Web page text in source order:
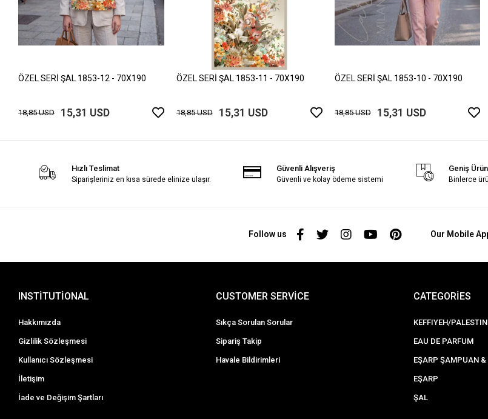
ÖZEL SERİ ŞAL 1853-12 - 70X190
18,85 USD 15,31 USD
ÖZEL SERİ ŞAL 1853-11 - 70X190
18,85 USD 15,31 USD
ÖZEL SERİ ŞAL 1853-10 - 70X190
18,85 USD 15,31 USD
Hızlı Teslimat
Siparişleriniz en kısa sürede elinize ulaşır.
Güvenli Alışveriş
Güvenli ve kolay ödeme sistemi
Geniş
Binlerce
Follow us Our Mobile
INSTİTUTİONAL
Hakkımızda
Gizlilik Sözleşmesi
Kullanıcı Sözleşmesi
İletişim
İade ve Değişim Şartları
CUSTOMER SERVİCE
Sıkça Sorulan Sorular
Sipariş Takip
Havale Bildirimleri
CATEGORİES
KEFFIYEH/
EAU DE PARFUM
EŞARP ŞAMPUAN &
EŞARP
ŞAL